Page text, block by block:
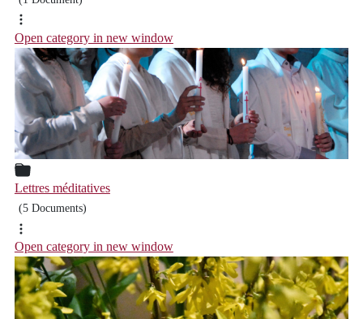
Open category in new window
Lettres méditatives
(5 Documents)
Open category in new window